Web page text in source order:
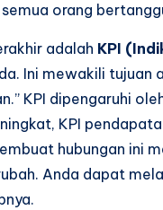
orang
adalah KPI
Ini mewakili tujuan
KPI dipengaruhi
KPI
hubungan ini
Anda dapat